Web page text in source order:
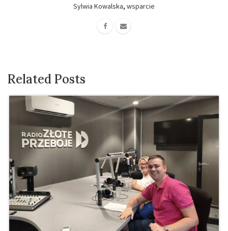
Sylwia Kowalska, wsparcie
Related Posts